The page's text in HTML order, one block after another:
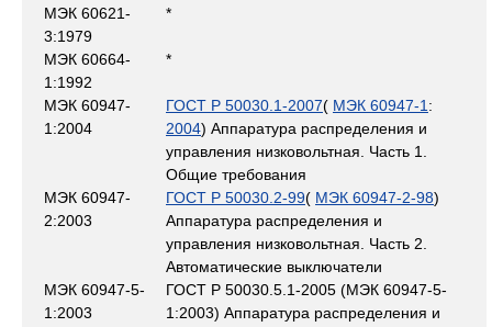
МЭК 60621-
3:1979
*
МЭК 60664-
1:1992
*
МЭК 60947-
1:2004
ГОСТ Р 50030.1-2007( МЭК 60947-1 :
2004) Аппаратура распределения и
управления низковольтная. Часть 1.
Общие требования
МЭК 60947-
2:2003
ГОСТ Р 50030.2-99( МЭК 60947-2-98)
Аппаратура распределения и
управления низковольтная. Часть 2.
Автоматические выключатели
МЭК 60947-5-
1:2003
ГОСТ Р 50030.5.1-2005 (МЭК 60947-5-
1:2003) Аппаратура распределения и